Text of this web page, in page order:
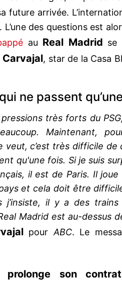
future arrivée.
des questions est
au Real Madrid se
Carvajal, star de la Casa
ne passent
très forts du
Maintenant,
veut, c’est très difficile de
qu'une fois. Si je suis
il est de Paris. Il joue
et cela doit être
j’insiste, il y a des
Madrid est au-dessus
pourABC. Le
prolonge son